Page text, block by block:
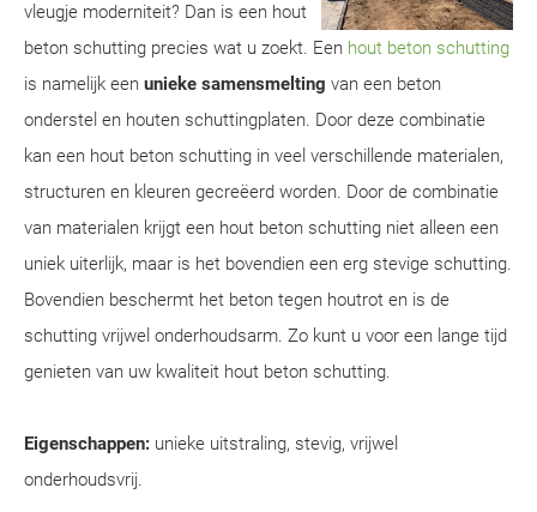
vleugje moderniteit? Dan is een hout
beton schutting precies wat u zoekt. Een hout beton schutting
is namelijk een unieke samensmelting van een beton
onderstel en houten schuttingplaten. Door deze combinatie
kan een hout beton schutting in veel verschillende materialen,
structuren en kleuren gecreëerd worden. Door de combinatie
van materialen krijgt een hout beton schutting niet alleen een
uniek uiterlijk, maar is het bovendien een erg stevige schutting.
Bovendien beschermt het beton tegen houtrot en is de
schutting vrijwel onderhoudsarm. Zo kunt u voor een lange tijd
genieten van uw kwaliteit hout beton schutting.
Eigenschappen: unieke uitstraling, stevig, vrijwel
onderhoudsvrij.